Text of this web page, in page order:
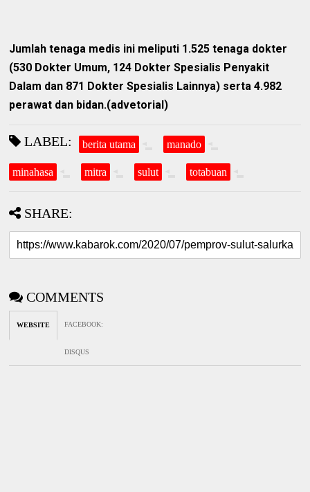
Jumlah tenaga medis ini meliputi 1.525 tenaga dokter
(530 Dokter Umum, 124 Dokter Spesialis Penyakit
Dalam dan 871 Dokter Spesialis Lainnya) serta 4.982
perawat dan bidan.(advetorial)
LABEL: berita utama manado
minahasa mitra sulut totabuan
SHARE:
COMMENTS
WEBSITE FACEBOOK:
DISQUS